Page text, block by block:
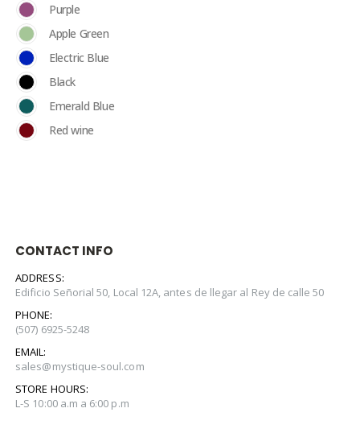
Purple
Apple Green
Electric Blue
Black
Emerald Blue
Red wine
CONTACT INFO
ADDRESS:
Edificio Señorial 50, Local 12A, antes de llegar al Rey de calle 50
PHONE:
(507) 6925-5248
EMAIL:
sales@mystique-soul.com
STORE HOURS:
L-S 10:00 a.m a 6:00 p.m